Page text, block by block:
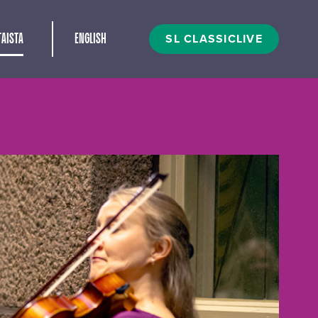
ENGLISH SL CLASSICLIVE